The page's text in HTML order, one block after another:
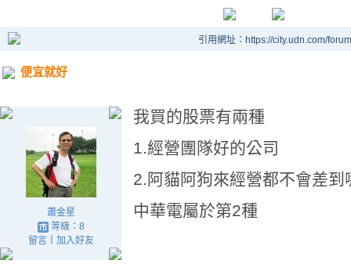
引用網址：https://city.udn.com/
便宜就好
蕭金星
等級：8
留言｜ 加入好友
我買的股票有兩種
1.經營團隊好的公司
2.阿貓阿狗來經營都不會差到
中華電屬於第2種